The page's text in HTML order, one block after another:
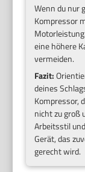
Wenn du nur
Kompressor
eine höhere
vermeiden.
Fazit:
deines
Kompressor,
nicht zu groß
Arbeitsstil
Gerät, das
gerecht wird.